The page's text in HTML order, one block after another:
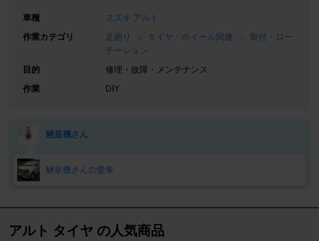
車種
スズキ アルト
作業カテゴリ
足廻り タイヤ・ホイール関連
取付・ロー
テーション
目的
修理・故障・メンテナンス
作業
DIY
魎皇機さん
魎皇機さんの愛車
アルト タイヤ の人気商品